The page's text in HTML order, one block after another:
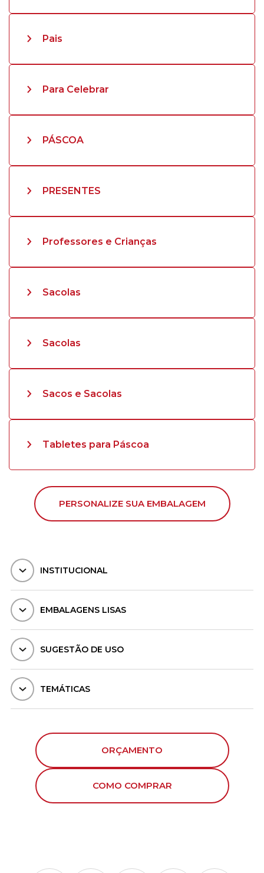
Pais
Para Celebrar
PÁSCOA
PRESENTES
Professores e Crianças
Sacolas
Sacolas
Sacos e Sacolas
Tabletes para Páscoa
PERSONALIZE SUA EMBALAGEM
INSTITUCIONAL
EMBALAGENS LISAS
SUGESTÃO DE USO
TEMÁTICAS
ORÇAMENTO
COMO COMPRAR